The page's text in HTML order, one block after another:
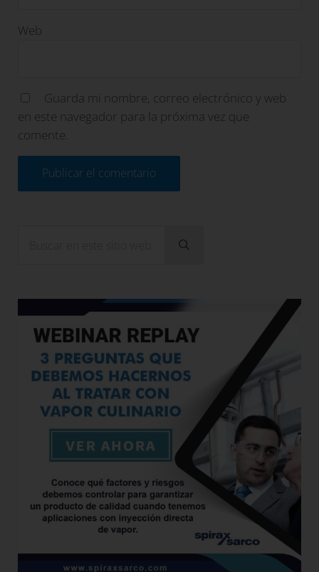
Web
Guarda mi nombre, correo electrónico y web
en este navegador para la próxima vez que
comente.
Enviar búsqueda